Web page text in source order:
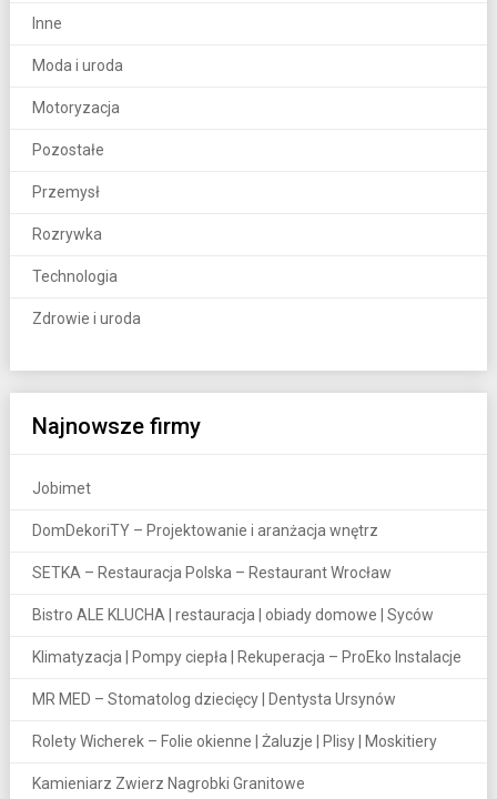
Inne
Moda i uroda
Motoryzacja
Pozostałe
Przemysł
Rozrywka
Technologia
Zdrowie i uroda
Najnowsze firmy
Jobimet
DomDekoriTY – Projektowanie i aranżacja wnętrz
SETKA – Restauracja Polska – Restaurant Wrocław
Bistro ALE KLUCHA | restauracja | obiady domowe | Syców
Klimatyzacja | Pompy ciepła | Rekuperacja – ProEko Instalacje
MR MED – Stomatolog dziecięcy | Dentysta Ursynów
Rolety Wicherek – Folie okienne | Żaluzje | Plisy | Moskitiery
Kamieniarz Zwierz Nagrobki Granitowe